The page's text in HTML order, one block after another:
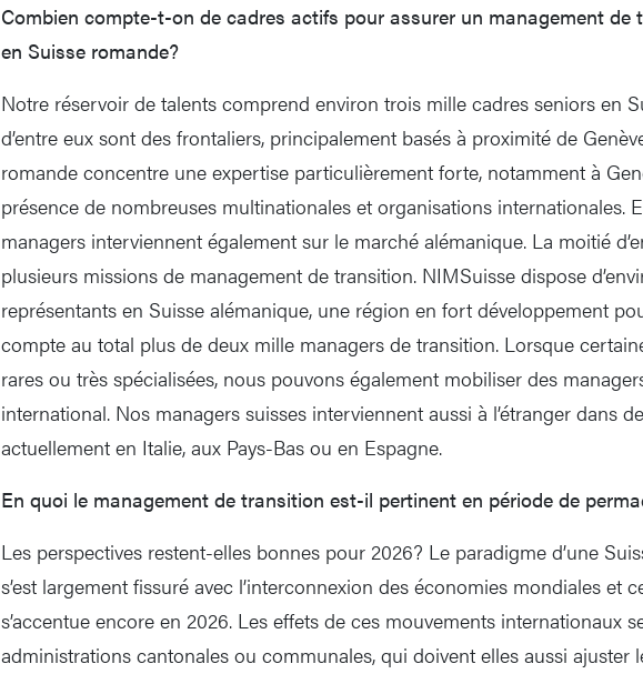
Combien compte-t-on de cadres actifs pour assurer un management de
en Suisse romande?
Notre réservoir de talents comprend environ trois mille cadres seniors en
d’entre eux sont des frontaliers, principalement basés à proximité de
romande concentre une expertise particulièrement forte, notamment à
présence de nombreuses multinationales et organisations internationales.
managers interviennent également sur le marché alémanique. La moitié
plusieurs missions de management de transition. NIMSuisse dispose
représentants en Suisse alémanique, une région en fort développement
compte au total plus de deux mille managers de transition. Lorsque
rares ou très spécialisées, nous pouvons également mobiliser des
international. Nos managers suisses interviennent aussi à l’étranger dans
actuellement en Italie, aux Pays-Bas ou en Espagne.
En quoi le management de transition est-il pertinent en période de
Les perspectives restent-elles bonnes pour 2026? Le paradigme d’une
s’est largement fissuré avec l’interconnexion des économies mondiales et
s’accentue encore en 2026. Les effets de ces mouvements internationaux
administrations cantonales ou communales, qui doivent elles aussi ajuster